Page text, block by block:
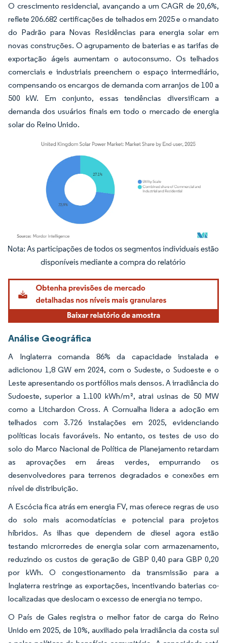
O crescimento residencial, avançando a um CAGR de 20,6%,
reflete 206.682 certificações de telhados em 2025 e o mandato
do Padrão para Novas Residências para energia solar em
novas construções. O agrupamento de baterias e as tarifas de
exportação ágeis aumentam o autoconsumo. Os telhados
comerciais e industriais preenchem o espaço intermediário,
compensando os encargos de demanda com arranjos de 100 a
500 kW. Em conjunto, essas tendências diversificam a
demanda dos usuários finais em todo o mercado de energia
solar do Reino Unido.
Imagem © Mordor Intelligence. O reuso requer atribuição conforme CC BY 4.0.
Análise Geográfica
A Inglaterra comanda 86% da capacidade instalada e
adicionou 1,8 GW em 2024, com o Sudeste, o Sudoeste e o
Leste apresentando os portfólios mais densos. A irradiância do
Sudoeste, superior a 1.100 kWh/m², atrai usinas de 50 MW
como a Litchardon Cross. A Cornualha lidera a adoção em
telhados com 3.726 instalações em 2025, evidenciando
políticas locais favoráveis. No entanto, os testes de uso do
solo do Marco Nacional de Política de Planejamento retardam
as aprovações em áreas verdes, empurrando os
desenvolvedores para terrenos degradados e conexões em
nível de distribuição.
A Escócia fica atrás em energia FV, mas oferece regras de uso
do solo mais acomodatícias e potencial para projetos
híbridos. As ilhas que dependem de diesel agora estão
testando microrredes de energia solar com armazenamento,
reduzindo os custos de geração de GBP 0,40 para GBP 0,20
por kWh. O congestionamento da transmissão para a
Inglaterra restringe as exportações, incentivando baterias co-
localizadas que deslocam o excesso de energia no tempo.
O País de Gales registra o melhor fator de carga do Reino
Unido em 2025, de 10%, auxiliado pela irradiância da costa sul